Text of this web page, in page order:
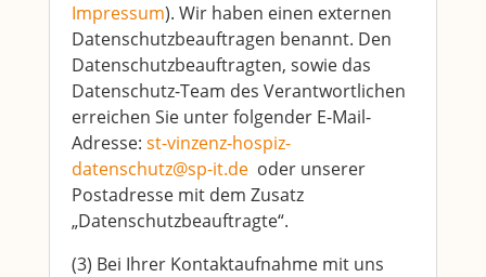
Impressum). Wir haben einen externen
Datenschutzbeauftragen benannt. Den
Datenschutzbeauftragten, sowie das
Datenschutz-Team des Verantwortlichen
erreichen Sie unter folgender E-Mail-
Adresse: st-vinzenz-hospiz-
datenschutz@sp-it.de oder unserer
Postadresse mit dem Zusatz
„Datenschutzbeauftragte“.
(3) Bei Ihrer Kontaktaufnahme mit uns